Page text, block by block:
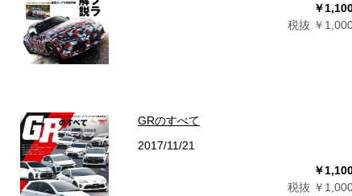
￥
税抜 ￥
GRのすべて
2017/11/21
￥
税抜 ￥